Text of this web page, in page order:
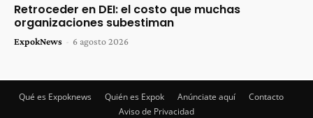
Retroceder en DEI: el costo que muchas
organizaciones subestiman
ExpokNews - 6 agosto 2026
Qué es Expoknews Quién es Expok Anúnciate aquí
Contacto
Aviso de Privacidad